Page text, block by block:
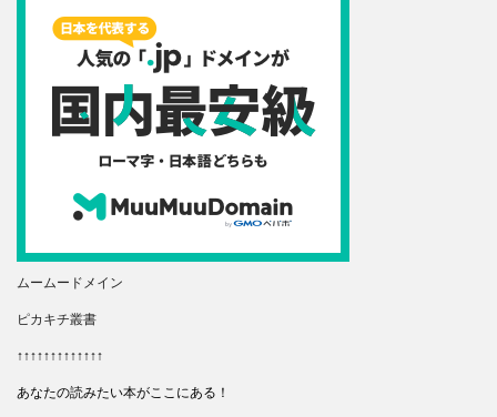
ムームードメイン
ピカキチ叢書
↑↑↑↑↑↑↑↑↑↑↑↑↑
あなたの読みたい本がここにある！